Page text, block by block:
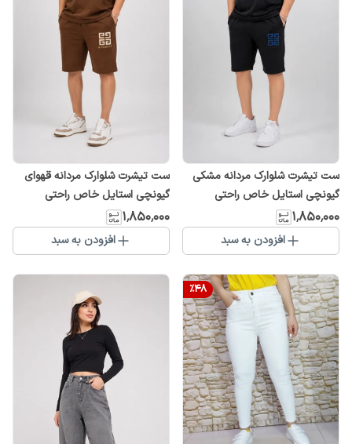
ست تیشرت شلوارک مردانه مشکی
گیونچی استایل خاص راحتی
بی‌نظیر
۱٬۸۵۰٬۰۰۰
افزودن به سبد
ست تیشرت شلوارک مردانه قهوای
گیونچی استایل خاص راحتی
بی‌نظیر
۱٬۸۵۰٬۰۰۰
افزودن به سبد
%48